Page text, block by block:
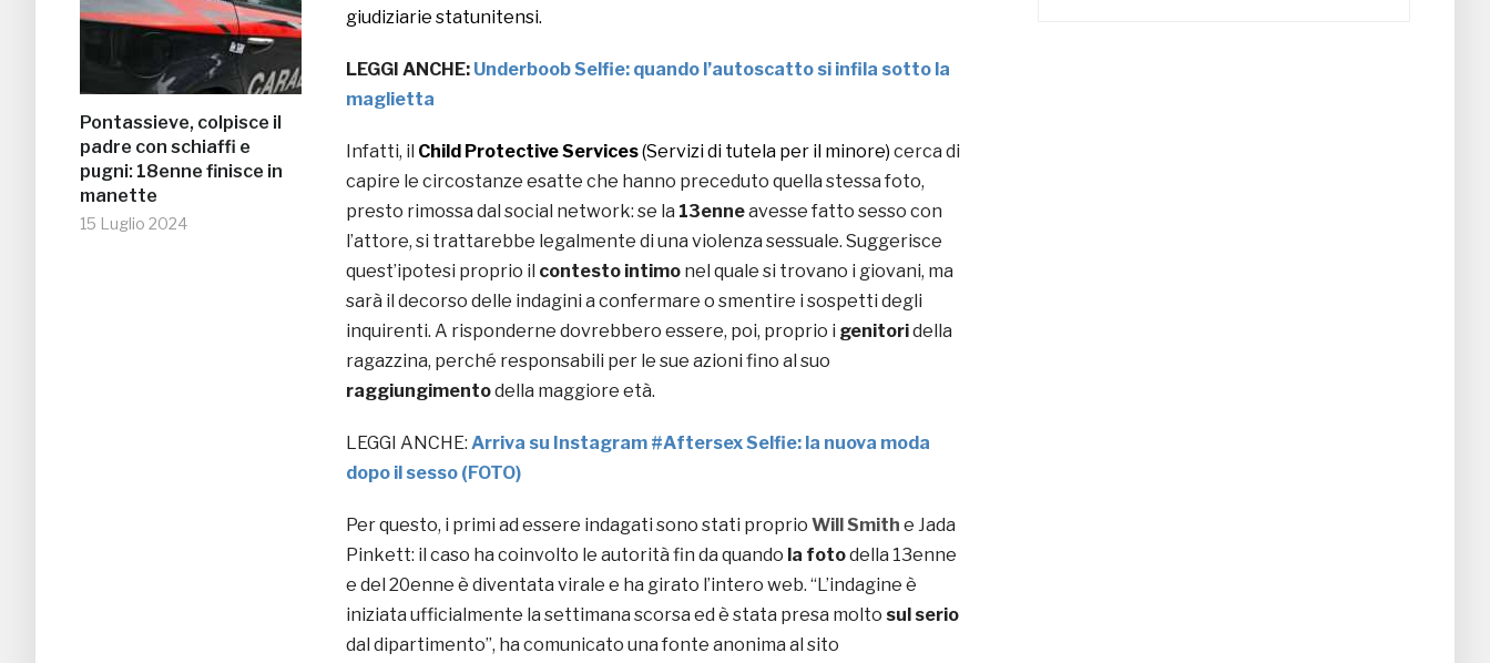
Pontassieve, colpisce il
padre con schiaffi e
pugni: 18enne finisce in
manette
15 Luglio 2024
giudiziarie statunitensi.
LEGGI ANCHE: Underboob Selfie: quando l’autoscatto si infila sotto la
maglietta
Infatti, il Child Protective Services(Servizi di tutela per il minore) cerca di
capire le circostanze esatte che hanno preceduto quella stessa foto,
presto rimossa dal social network: se la 13enneavesse fatto sesso con
l’attore, si trattarebbe legalmente di una violenza sessuale. Suggerisce
quest’ipotesi proprio il contesto intimo nel quale si trovano i giovani, ma
sarà il decorso delle indagini a confermare o smentire i sospetti degli
inquirenti. A risponderne dovrebbero essere, poi, proprio i genitoridella
ragazzina, perché responsabili per le sue azioni fino al suo
raggiungimentodella maggiore età.
LEGGI ANCHE: Arriva su Instagram #Aftersex Selfie: la nuova moda
dopo il sesso (FOTO)
Per questo, i primi ad essere indagati sono stati proprio Will Smith e Jada
Pinkett: il caso ha coinvolto le autorità fin da quando la fotodella 13enne
e del 20enne è diventata virale e ha girato l’intero web. “L’indagine è
iniziata ufficialmente la settimana scorsa ed è stata presa molto sul serio
dal dipartimento”, ha comunicato una fonte anonima al sito